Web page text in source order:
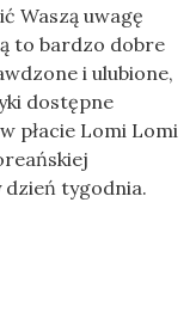
Waszą uwagę
to bardzo dobre
i ulubione,
dostępne
płacie Lomi Lomi
dzień tygodnia.